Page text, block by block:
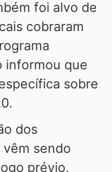
foi alvo de
cobraram
informou que
sobre
dos
sendo
prévio,